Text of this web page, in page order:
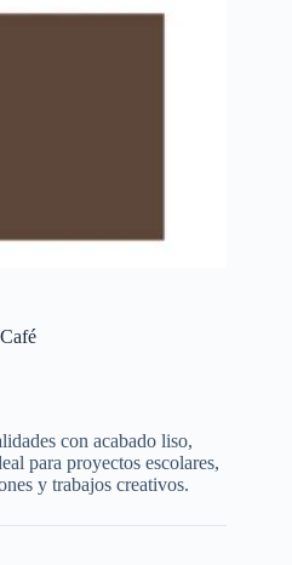
con acabado liso,
para proyectos escolares,
y trabajos creativos.